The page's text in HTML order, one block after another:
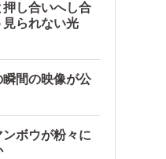
し合いへし合
られない光
瞬間の映像が公
ボウが粉々に